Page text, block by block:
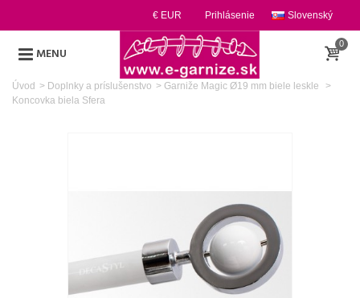
Slovenský
Prihlásenie
€ EUR
MENU
0
Úvod > Doplnky a príslušenstvo > Garniže Magic Ø19 mm biele leskle
>
Koncovka biela Sfera